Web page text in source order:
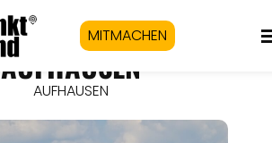
MITMACHEN
AUFHAUSEN
AUFHAUSEN